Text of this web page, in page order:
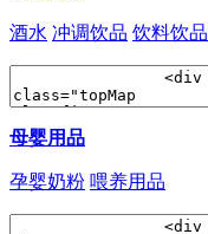
酒水 冲调饮品 饮料饮品
母婴用品
孕婴奶粉 喂养用品